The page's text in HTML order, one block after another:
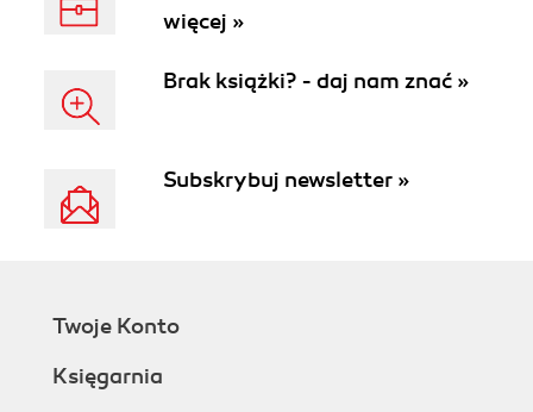
więcej »
Brak książki? - daj nam znać »
Subskrybuj newsletter »
Twoje Konto
Księgarnia